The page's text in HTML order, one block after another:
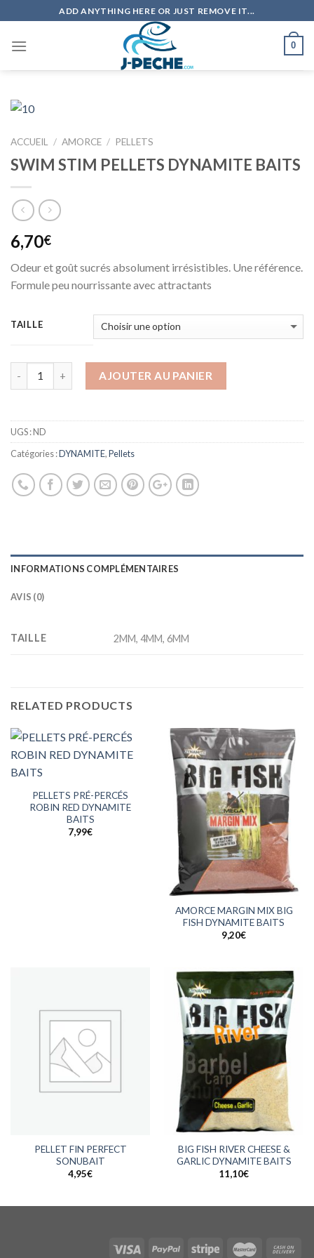
to
content
ADD ANYTHING HERE OR JUST REMOVE IT...
0
ACCUEIL / AMORCE / PELLETS
SWIM STIM PELLETS DYNAMITE BAITS
6,70€
Odeur et goût sucrés absolument irrésistibles. Une référence.
Formule peu nourrissante avec attractants
TAILLE
AJOUTER AU PANIER
UGS :ND
Catégories :DYNAMITE,Pellets
INFORMATIONS COMPLÉMENTAIRES
AVIS (0)
TAILLE 2MM, 4MM, 6MM
RELATED PRODUCTS
PELLETS PRÉ-PERCÉS
ROBIN RED DYNAMITE
BAITS
7,99€
AMORCE MARGIN MIX BIG
FISH DYNAMITE BAITS
9,20€
PELLET FIN PERFECT
SONUBAIT
4,95€
BIG FISH RIVER CHEESE &
GARLIC DYNAMITE BAITS
11,10€